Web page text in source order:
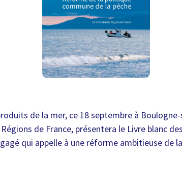
de la mer, ce 18 septembre à
de France, présentera le Livre blanc
qui appelle à une réforme ambitieuse de